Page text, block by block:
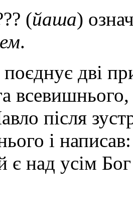
(йаша)
.
поєднує дві
всевишнього,
після
і
є над усім